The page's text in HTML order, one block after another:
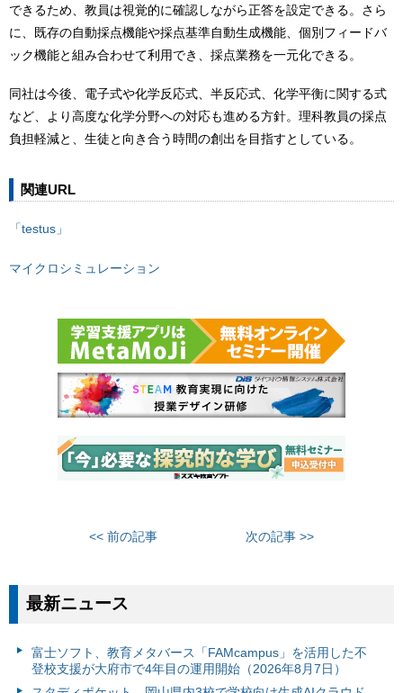
できるため、教員は視覚的に確認しながら正答を設定できる。さら
に、既存の自動採点機能や採点基準自動生成機能、個別フィードバ
ック機能と組み合わせて利用でき、採点業務を一元化できる。
同社は今後、電子式や化学反応式、半反応式、化学平衡に関する式
など、より高度な化学分野への対応も進める方針。理科教員の採点
負担軽減と、生徒と向き合う時間の創出を目指すとしている。
関連URL
「testus」
マイクロシミュレーション
<< 前の記事 次の記事 >>
最新ニュース
富⼠ソフト、教育メタバース「FAMcampus」を活用した不
登校支援が大府市で4年目の運用開始（2026年8月7日）